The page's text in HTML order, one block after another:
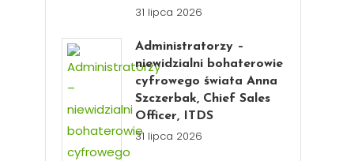
31 lipca 2026
Administratorzy –
niewidzialni bohaterowie
cyfrowego świata Anna
Szczerbak, Chief Sales
Officer, ITDS
31 lipca 2026